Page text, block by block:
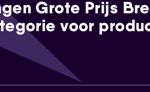
Grote Prijs
voor